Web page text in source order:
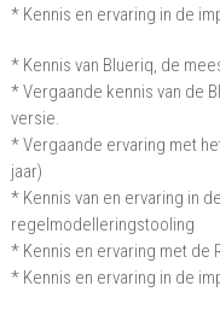
* Kennis en ervaring in de
* Kennis van Blueriq, de
* Vergaande kennis van de
versie.
* Vergaande ervaring met
jaar)
* Kennis van en ervaring in
regelmodelleringstooling
* Kennis en ervaring met de
* Kennis en ervaring in de